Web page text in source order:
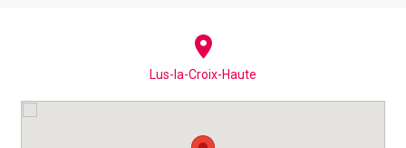
Lus-la-Croix-Haute